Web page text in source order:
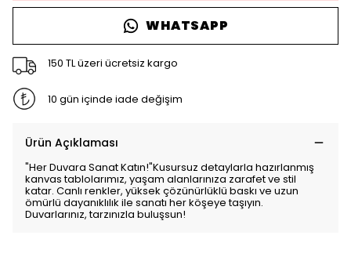
WHATSAPP
150 TL üzeri ücretsiz kargo
10 gün içinde iade değişim
Ürün Açıklaması
"Her Duvara Sanat Katın!"Kusursuz detaylarla hazırlanmış
kanvas tablolarımız, yaşam alanlarınıza zarafet ve stil
katar. Canlı renkler, yüksek çözünürlüklü baskı ve uzun
ömürlü dayanıklılık ile sanatı her köşeye taşıyın.
Duvarlarınız, tarzınızla buluşsun!